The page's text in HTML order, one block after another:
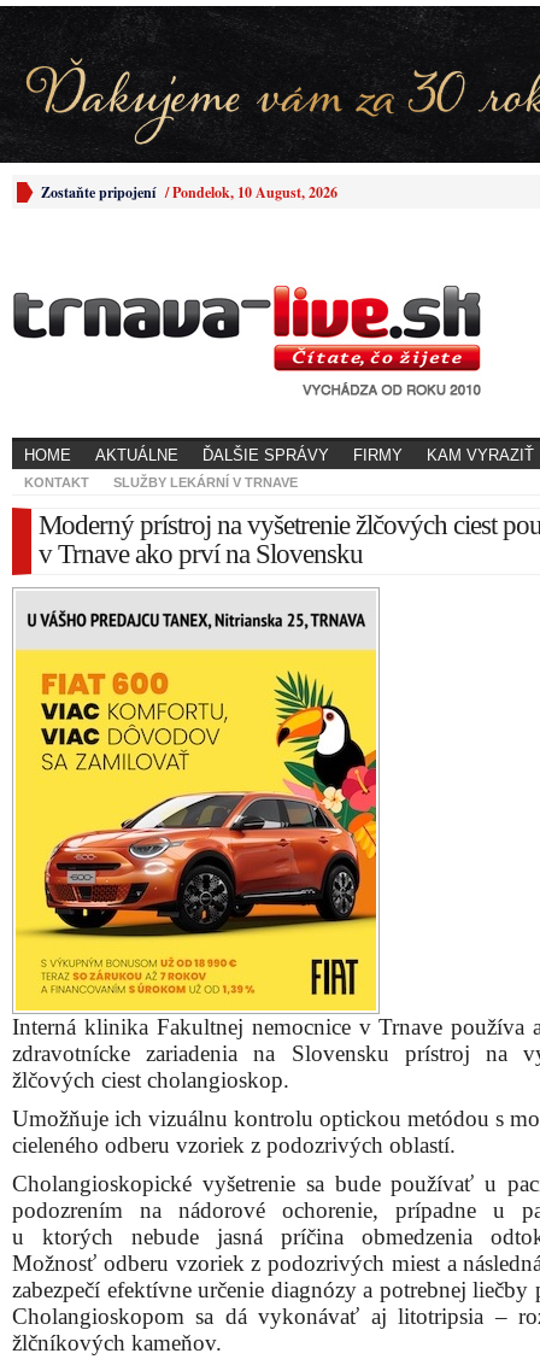
Zostaňte pripojení /Pondelok, 10 August, 2026
HOME AKTUÁLNE ĎALŠIE SPRÁVY FIRMY KAM VYRAZIŤ
KONTAKT SLUŽBY LEKÁRNÍ V TRNAVE
Moderný prístroj na vyšetrenie žlčových ciest
v Trnave ako prví na Slovensku
Interná klinika Fakultnej nemocnice v Trnave používa
zdravotnícke zariadenia na Slovensku prístroj na
žlčových ciest cholangioskop.
Umožňuje ich vizuálnu kontrolu optickou metódou s
cieleného odberu vzoriek z podozrivých oblastí.
Cholangioskopické vyšetrenie sa bude používať u
podozrením na nádorové ochorenie, prípadne u
u ktorých nebude jasná príčina obmedzenia
Možnosť odberu vzoriek z podozrivých miest a
zabezpečí efektívne určenie diagnózy a potrebnej liečby
Cholangioskopom sa dá vykonávať aj litotripsia –
žlčníkových kameňov.